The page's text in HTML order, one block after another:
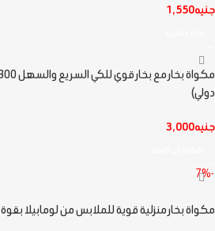
جنيه1,550
دولي)
جنيه3,000
-7%
مكواة بخار منزلية قوية للملابس من لومابيلا بقوة 2000 وات